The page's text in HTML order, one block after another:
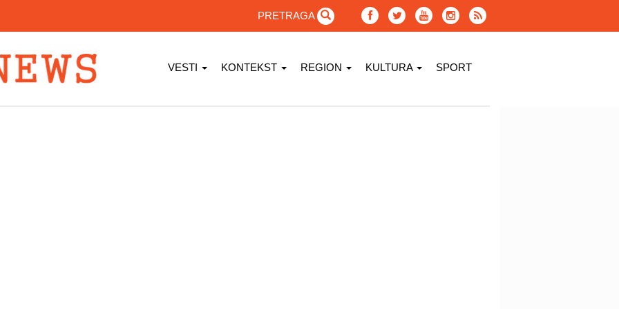
PRETRAGA
VESTI KONTEKST REGION KULTURA SPORT